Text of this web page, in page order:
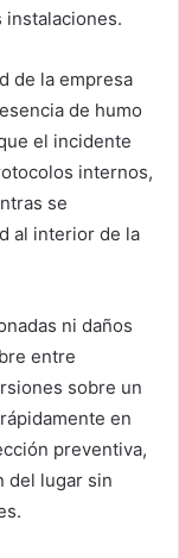
instalaciones.
de la empresa
de humo
el incidente
internos,
se
al interior de la
ni daños
entre
sobre un
en
preventiva,
del lugar sin